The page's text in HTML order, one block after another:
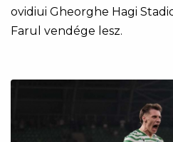
ovidiui Gheorghe Hagi
Farul vendége lesz.